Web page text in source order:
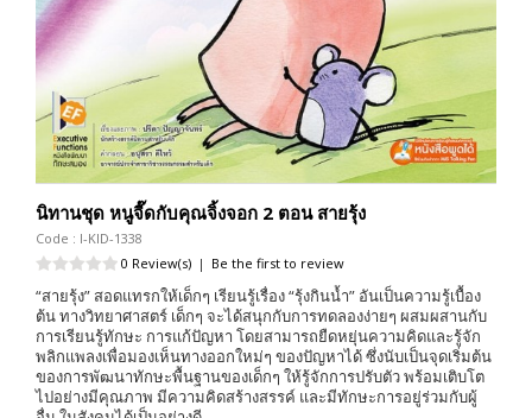
นิทานชุด หนูจี๊ดกับคุณจิ้งจอก 2 ตอน สายรุ้ง
Code : I-KID-1338
0 Review(s) | Be the first to review
“สายรุ้ง” สอดแทรกให้เด็กๆ เรียนรู้เรื่อง “รุ้งกินน้ำ” อันเป็นความรู้เบื้อง
ต้น ทางวิทยาศาสตร์ เด็กๆ จะได้สนุกกับการทดลองง่ายๆ ผสมผสานกับ
การเรียนรู้ทักษะ การแก้ปัญหา โดยสามารถยืดหยุ่นความคิดและรู้จัก
พลิกแพลงเพื่อมองเห็นทางออกใหม่ๆ ของปัญหาได้ ซึ่งนับเป็นจุดเริ่มต้น
ของการพัฒนาทักษะพื้นฐานของเด็กๆ ให้รู้จักการปรับตัว พร้อมเติบโต
ไปอย่างมีคุณภาพ มีความคิดสร้างสรรค์ และมีทักษะการอยู่ร่วมกับผู้